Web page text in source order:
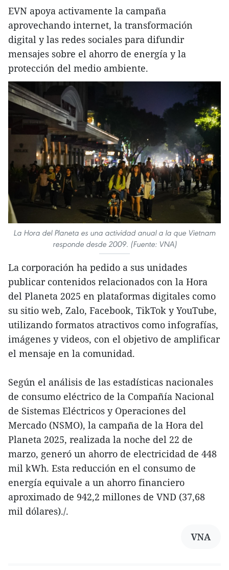
EVN apoya activamente la campaña
aprovechando internet, la transformación
digital y las redes sociales para difundir
mensajes sobre el ahorro de energía y la
protección del medio ambiente.
La Hora del Planeta es una actividad anual a la que Vietnam
responde desde 2009. (Fuente: VNA)
La corporación ha pedido a sus unidades
publicar contenidos relacionados con la Hora
del Planeta 2025 en plataformas digitales como
su sitio web, Zalo, Facebook, TikTok y YouTube,
utilizando formatos atractivos como infografías,
imágenes y videos, con el objetivo de amplificar
el mensaje en la comunidad.
Según el análisis de las estadísticas nacionales
de consumo eléctrico de la Compañía Nacional
de Sistemas Eléctricos y Operaciones del
Mercado (NSMO), la campaña de la Hora del
Planeta 2025, realizada la noche del 22 de
marzo, generó un ahorro de electricidad de 448
mil kWh. Esta reducción en el consumo de
energía equivale a un ahorro financiero
aproximado de 942,2 millones de VND (37,68
mil dólares)./.
VNA